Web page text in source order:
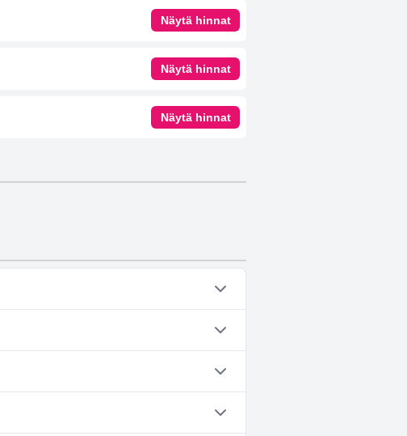
Näytä hinnat
Näytä hinnat
Näytä hinnat
seuraavista luokista: